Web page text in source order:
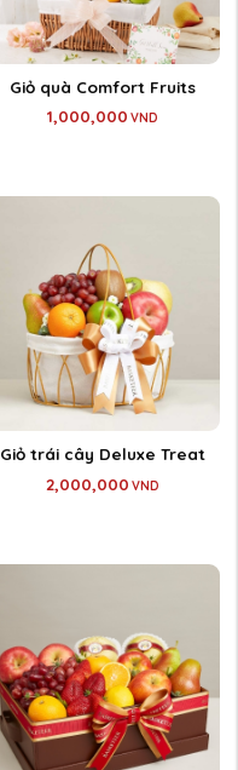
Giỏ quà Comfort Fruits
1,000,000 VND
Giỏ trái cây Deluxe Treat
2,000,000 VND